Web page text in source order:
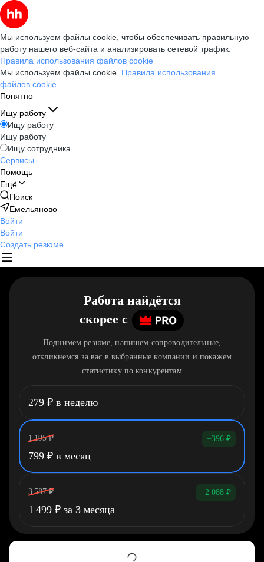
Мы используем файлы cookie, чтобы обеспечивать правильную
работу нашего веб-сайта и анализировать сетевой трафик.
Правила использования файлов cookie
Мы используем файлы cookie. Правила использования
файлов cookie
Понятно
Ищу работу
Ищу работу
Ищу работу
Ищу сотрудника
Сервисы
Помощь
Ещё
Поиск
Емельяново
Войти
Войти
Создать резюме
Работа найдётся
скорее c
Поднимем резюме, напишем сопроводительные,
откликнемся за вас в выбранные компании и покажем
статистику по конкурентам
279 ₽ в неделю
1 195 ₽ −396 ₽
799 ₽ в месяц
3 587 ₽ −2 088 ₽
1 499 ₽ за 3 месяца